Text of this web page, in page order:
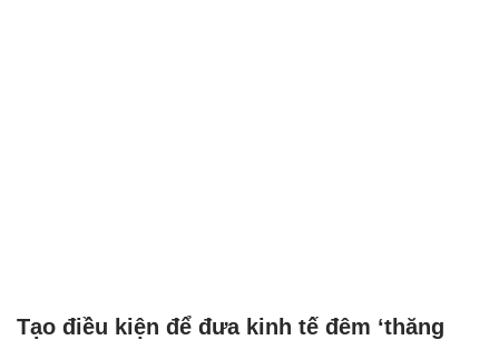
Tạo điều kiện để đưa kinh tế đêm ‘thăng